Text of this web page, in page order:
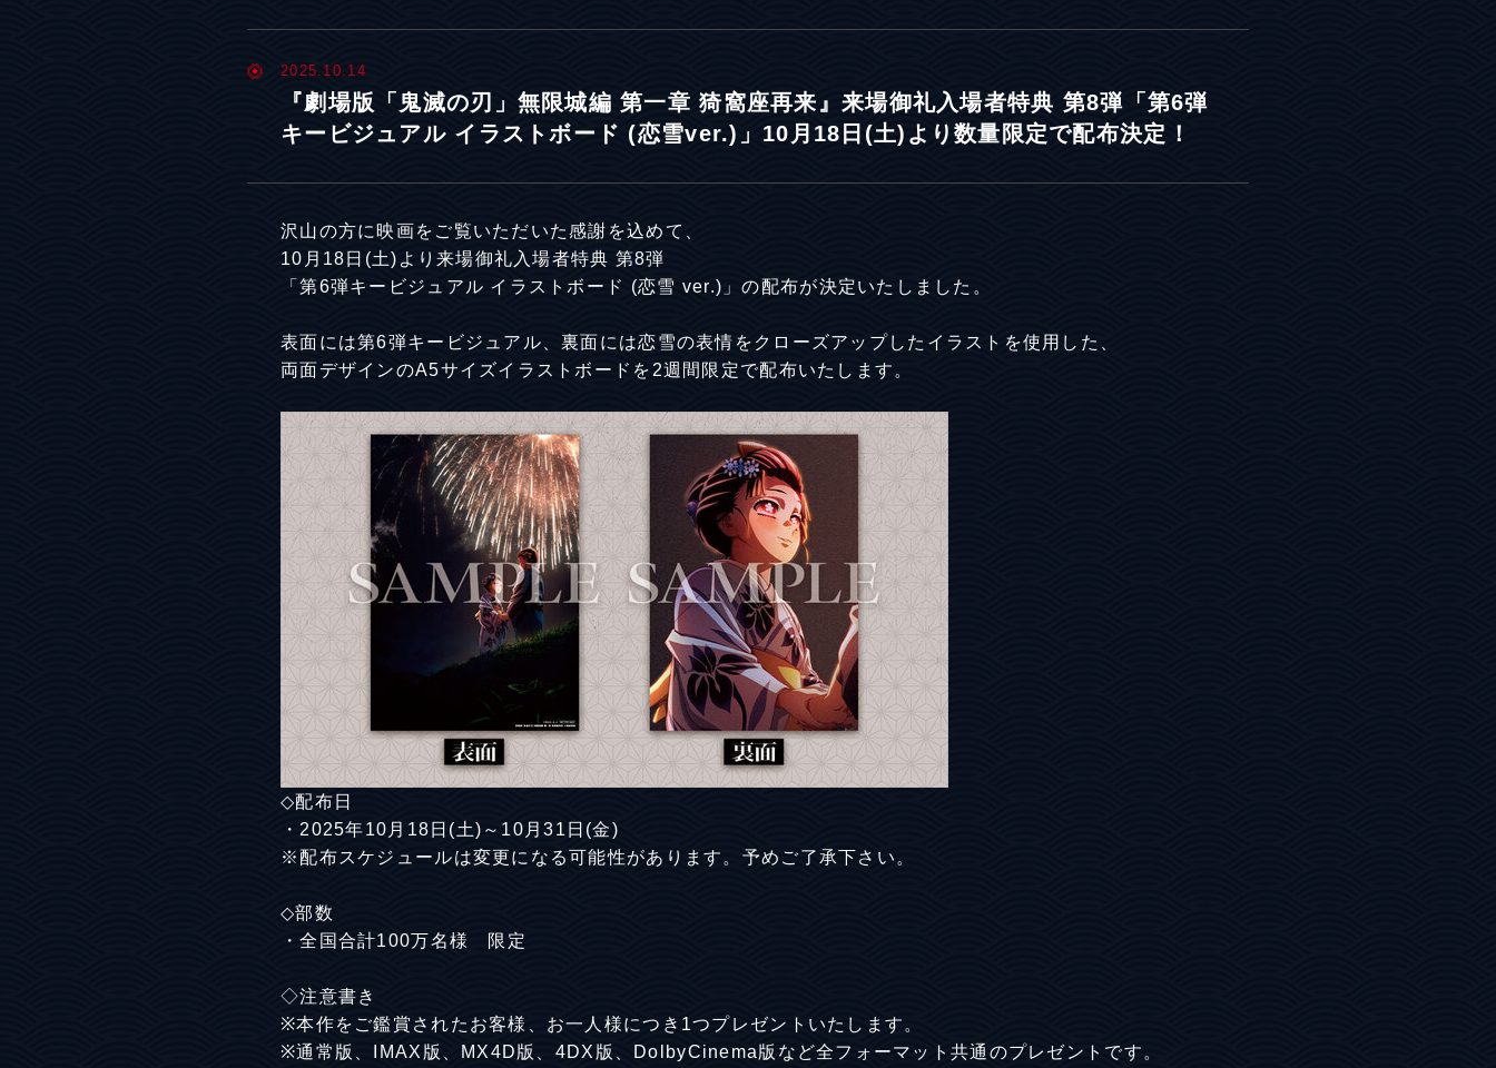
2025.10.14
『劇場版「鬼滅の刃」無限城編 第一章 猗窩座再来』来場御礼入場者特典 第8弾「第6弾
キービジュアル イラストボード (恋雪ver.)」10月18日(土)より数量限定で配布決定！
沢山の方に映画をご覧いただいた感謝を込めて、
10月18日(土)より来場御礼入場者特典 第8弾
「第6弾キービジュアル イラストボード (恋雪 ver.)」の配布が決定いたしました。
表面には第6弾キービジュアル、裏面には恋雪の表情をクローズアップしたイラストを使用した、
両面デザインのA5サイズイラストボードを2週間限定で配布いたします。
◇配布日
・2025年10月18日(土)～10月31日(金)
※配布スケジュールは変更になる可能性があります。予めご了承下さい。
◇部数
・全国合計100万名様 限定
◇注意書き
※本作をご鑑賞されたお客様、お一人様につき1つプレゼントいたします。
※通常版、IMAX版、MX4D版、4DX版、DolbyCinema版など全フォーマット共通のプレゼントです。